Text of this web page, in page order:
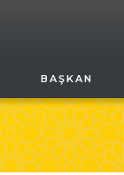
BAŞKAN